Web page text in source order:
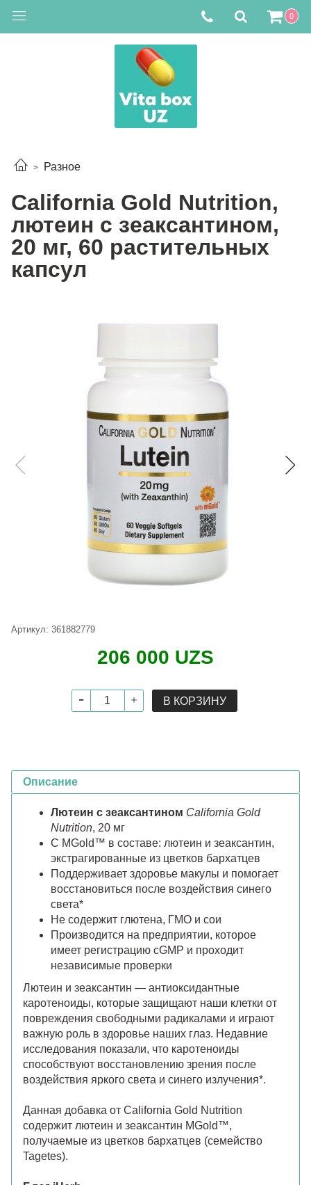
0
Разное
California Gold Nutrition,
лютеин с зеаксантином,
20 мг, 60 растительных
капсул
Артикул: 361882779
206 000 UZS
В КОРЗИНУ
Описание
Лютеин с зеаксантином California Gold
Nutrition, 20 мг
С MGold™ в составе: лютеин и зеаксантин,
экстрагированные из цветков бархатцев
Поддерживает здоровье макулы и помогает
восстановиться после воздействия синего
света*
Не содержит глютена, ГМО и сои
Производится на предприятии, которое
имеет регистрацию cGMP и проходит
независимые проверки
Лютеин и зеаксантин — антиоксидантные
каротеноиды, которые защищают наши клетки от
повреждения свободными радикалами и играют
важную роль в здоровье наших глаз. Недавние
исследования показали, что каротеноиды
способствуют восстановлению зрения после
воздействия яркого света и синего излучения*.
Данная добавка от California Gold Nutrition
содержит лютеин и зеаксантин MGold™,
получаемые из цветков бархатцев (семейство
Tagetes).